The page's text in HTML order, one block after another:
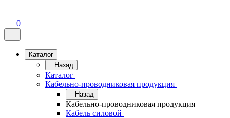
0
Каталог
Назад
Каталог
Кабельно-проводниковая продукция
Назад
Кабельно-проводниковая продукция
Кабель силовой